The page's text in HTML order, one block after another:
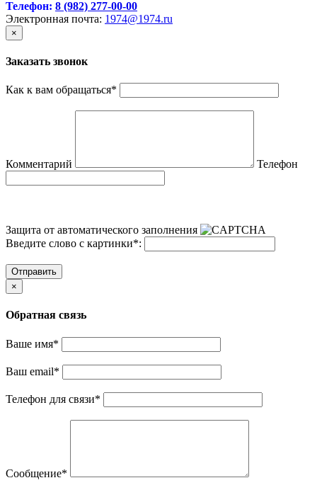
Телефон: 8 (982) 277-00-00
Электронная почта: 1974@1974.ru
×
Заказать звонок
Как к вам обращаться*
Комментарий Телефон
Защита от автоматического заполнения
Введите слово с картинки*:
Отправить
×
Обратная связь
Ваше имя*
Ваш email*
Телефон для связи*
Сообщение*